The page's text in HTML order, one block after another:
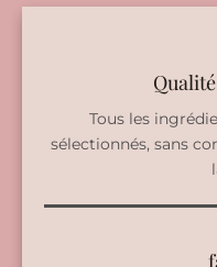
Tous les
sélectionnés, sans